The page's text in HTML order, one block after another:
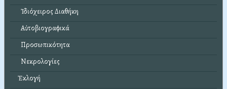
Ἰδιόχειρος Διαθήκη
Αὐτοβιογραφικά
Προσωπικότητα
Νεκρολογίες
Ἐκλογή